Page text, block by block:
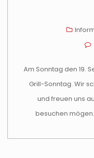
Am Sonntag den 19.
Grill-Sonntag. Wir
und freuen uns
besuchen